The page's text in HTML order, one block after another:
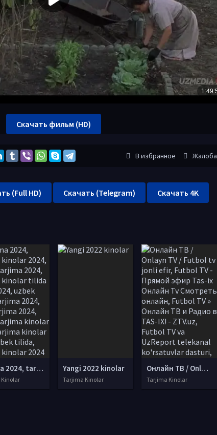
Скачать фильм (HD)
В избранное Жалоба
(Full HD) Скачать (Telegram) Скачать 4K
tarjima 2024, tarjima kinolar 2024, uzbek tarjima 2024, tarjima kinolar tilida tilida 2024, uzbek tilida tarjima 2024, kino tarjima 2024, uzbek tarjima kinolar 2024, tarjima kinolar 2024 uzbek tilida, tarjima kinolar 2024 o zbek, tarjima kinolar 2024 Yangi 2022 kinolar
Tarjima Kinolar
Онлайн ТВ / Onlayn TV / Futbol tv jonli efir, Futbol TV - Прямой эфир Tas-ix Онлайн Tv Смотреть онлайн, Futbol TV » Онлайн ТВ и Радио в TAS-IX! - ZTV.uz, Futbol TV va UzReport telekanal ko'rsatuvlar dasturi, UzReportTv FutbolTv (Rasmiy) - Instagram,
Tarjima Kinolar